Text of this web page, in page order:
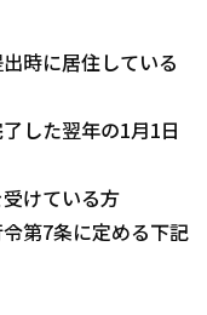
時に居住している
した翌年の1月1日
けている方
第7条に定める下記